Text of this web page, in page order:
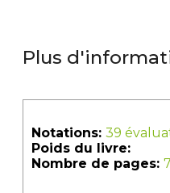
Plus
Notations: 39
Poids du livre:
Nombre de pages: